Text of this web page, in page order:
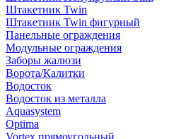
Штакетник Twin
Штакетник Twin фигурный
Панельные ограждения
Модульные ограждения
Заборы жалюзи
Ворота/Калитки
Водосток
Водосток из металла
Aquasystem
Optima
Vortex прямоугольный